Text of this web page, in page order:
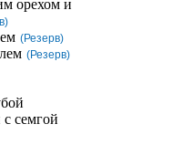
орехом и
(Резерв)
(Резерв)
семгой